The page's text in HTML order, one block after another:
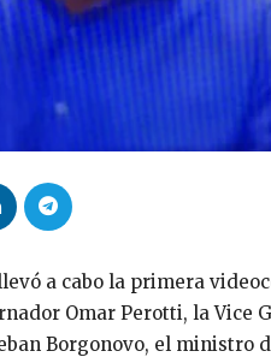
a cabo la primera
Omar Perotti, la Vice
Borgonovo, el ministro